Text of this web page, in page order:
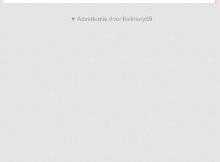
▼ Advertentie door Refinery89